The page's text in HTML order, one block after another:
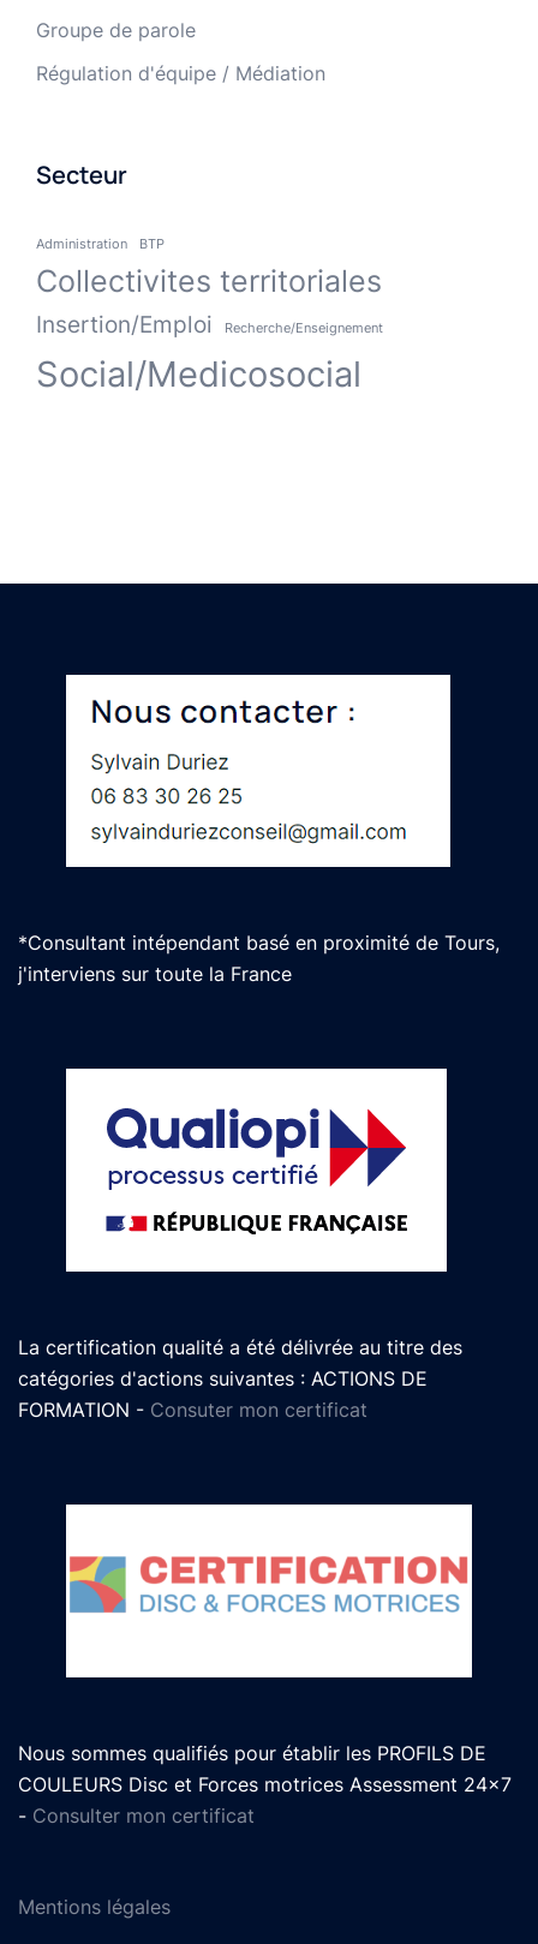
Groupe de parole
Régulation d'équipe / Médiation
Secteur
Administration BTP
Collectivites territoriales
Insertion/Emploi Recherche/Enseignement
Social/Medicosocial
*Consultant intépendant basé en proximité de Tours,
j'interviens sur toute la France
La certification qualité a été délivrée au titre des
catégories d'actions suivantes : ACTIONS DE
FORMATION - Consuter mon certificat
Nous sommes qualifiés pour établir les PROFILS DE
COULEURS Disc et Forces motrices Assessment 24x7
- Consulter mon certificat
Mentions légales